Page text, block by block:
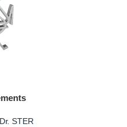
STER